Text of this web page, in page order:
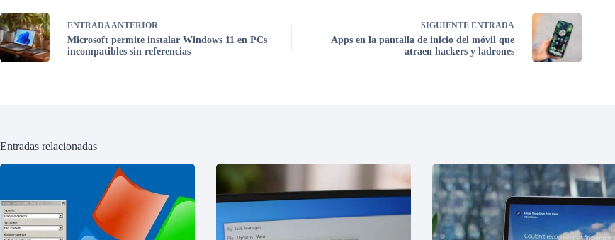
ENTRADA ANTERIOR
Microsoft permite instalar Windows 11 en PCs
incompatibles sin referencias
SIGUIENTEENTRADA
Apps en la pantalla de inicio del móvil que
atraen hackers y ladrones
Entradas relacionadas